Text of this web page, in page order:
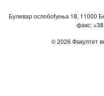
Булевар ослобођења 18, 11000
факс:
© 2026 Факултет